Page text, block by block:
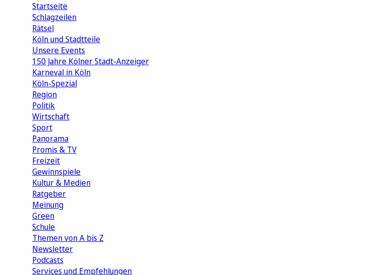
Startseite
Schlagzeilen
Rätsel
Köln und Stadtteile
Unsere Events
150 Jahre Kölner Stadt-Anzeiger
Karneval in Köln
Köln-Spezial
Region
Politik
Wirtschaft
Sport
Panorama
Promis & TV
Freizeit
Gewinnspiele
Kultur & Medien
Ratgeber
Meinung
Green
Schule
Themen von A bis Z
Newsletter
Podcasts
Services und Empfehlungen